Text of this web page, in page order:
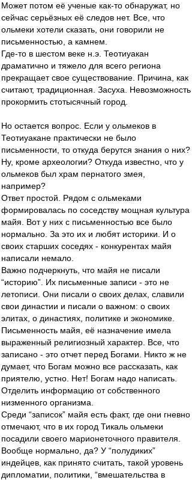
Может потом её ученые как-то обнаружат, но
сейчас серьёзных её следов нет. Все, что
ольмеки хотели сказать, они говорили не
письменностью, а камнем.
Где-то в шестом веке н.э. Теотиуакан
драматично и тяжело для всего региона
прекращает свое существование. Причина, как
считают, традиционная. Засуха. Невозможность
прокормить стотысячный город.
Но остается вопрос. Если у ольмеков в
Теотиуакане практически не было
письменности, то откуда берутся знания о них?
Ну, кроме археологии? Откуда известно, что у
ольмеков был храм пернатого змея,
например?
Ответ простой. Рядом с ольмеками
формировалась по соседству мощная культура
майя. Вот у них с письменностью все было
нормально. За это их и любят историки. И о
своих старших соседях - конкурентах майя
написали немало.
Важно подчеркнуть, что майя не писали
“историю”. Их письменные записи - это не
летописи. Они писали о своих делах, славили
свои династии и писали о важном: о своих
элитах, о династиях, политике и экономике.
Письменность майя, её назначение имела
выраженный религиозный характер. Все, что
записано - это отчет перед Богами. Никто ж не
думает, что Богам можно все рассказать, как
приятелю, устно. Нет! Богам надо написать.
Отделить информацию от собственного
низменного организма.
Среди “записок” майя есть факт, где они гневно
отмечают, что в их город Тикаль ольмеки
посадили своего марионеточного правителя.
Вообще нормально, да? У “полудиких”
индейцев, как принято считать, такой уровень
дипломатии, политики, “вмешательства в